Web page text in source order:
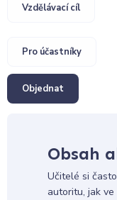
Vzdělávací cíl
Pro účastníky
Objednat
Obsah
Učitelé si
autoritu, jak